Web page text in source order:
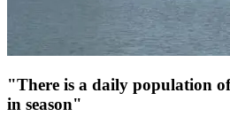
"There is a daily population
in season"